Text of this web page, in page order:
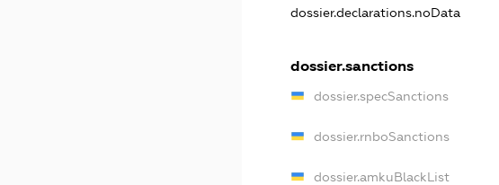
dossier.declarations.noData
dossier.sanctions
dossier.specSanctions
dossier.rnboSanctions
dossier.amkuBlackList